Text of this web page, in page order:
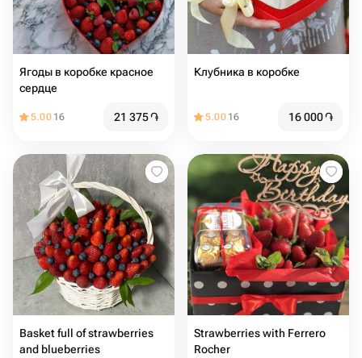
Ягоды в коробке красное
сердце
5.00 16 21 375֏
Клубника в коробке
5.00 16 16 000֏
Basket full of strawberries
and blueberries
Strawberries with Ferrero
Rocher